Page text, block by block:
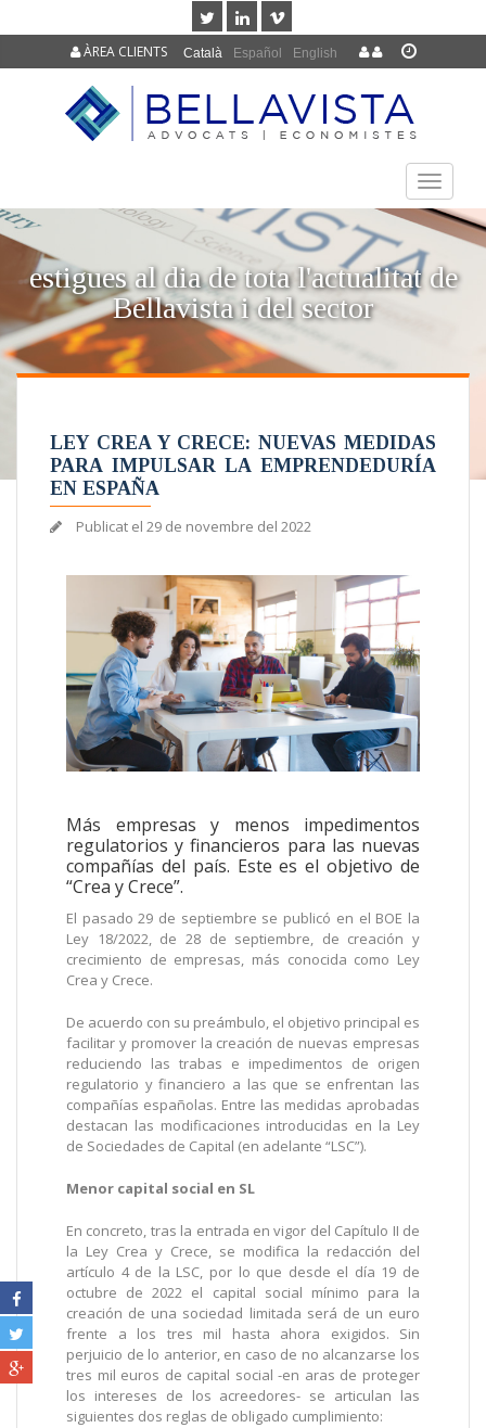
Català Español English
ÀREA CLIENTS
TOGGLE
estigues al dia de tota l'actualitat de
Bellavista i del sector
LEY CREA Y CRECE: NUEVAS MEDIDAS
PARA IMPULSAR LA EMPRENDEDURÍA
EN ESPAÑA
Publicat el 29 de novembre del 2022
Más empresas y menos impedimentos
regulatorios y financieros para las nuevas
compañías del país. Este es el objetivo de
“Crea y Crece”.
El pasado 29 de septiembre se publicó en el BOE la
Ley 18/2022, de 28 de septiembre, de creación y
crecimiento de empresas, más conocida como Ley
Crea y Crece.
De acuerdo con su preámbulo, el objetivo principal es
facilitar y promover la creación de nuevas empresas
reduciendo las trabas e impedimentos de origen
regulatorio y financiero a las que se enfrentan las
compañías españolas. Entre las medidas aprobadas
destacan las modificaciones introducidas en la Ley
de Sociedades de Capital (en adelante “LSC”).
Menor capital social en SL
En concreto, tras la entrada en vigor del Capítulo II de
la Ley Crea y Crece, se modifica la redacción del
artículo 4 de la LSC, por lo que desde el día 19 de
octubre de 2022 el capital social mínimo para la
creación de una sociedad limitada será de un euro
frente a los tres mil hasta ahora exigidos. Sin
perjuicio de lo anterior, en caso de no alcanzarse los
tres mil euros de capital social -en aras de proteger
los intereses de los acreedores- se articulan las
siguientes dos reglas de obligado cumplimiento: